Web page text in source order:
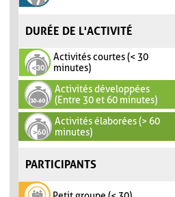
DURÉE DE L'ACTIVITÉ
Activités courtes (< 30
minutes)
Activités développées
(Entre 30 et 60 minutes)
Activités élaborées (> 60
minutes)
PARTICIPANTS